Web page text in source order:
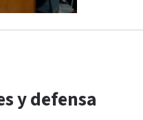
y defensa